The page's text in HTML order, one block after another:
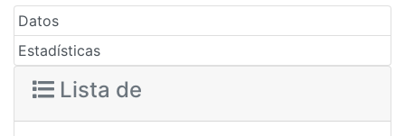
Datos
Estadísticas
Lista de